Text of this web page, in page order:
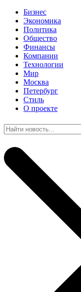
Бизнес
Экономика
Политика
Общество
Финансы
Компании
Технологии
Мир
Москва
Петербург
Стиль
О проекте